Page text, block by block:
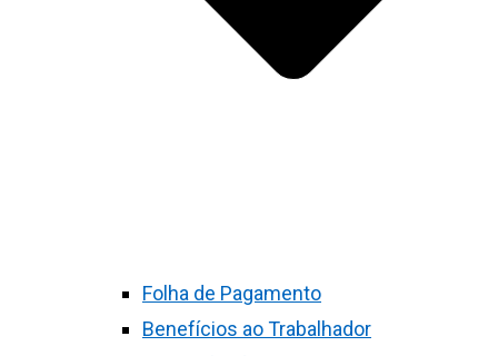
Folha de Pagamento
Benefícios ao Trabalhador